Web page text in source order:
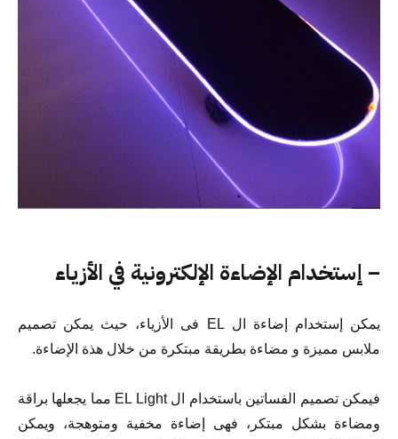
– إستخدام الإضاءة الإلكترونية في الأزياء
يمكن إستخدام إضاءة ال EL فى الأزياء، حيث يمكن تصميم
ملابس مميزة و مضاءة بطريقة مبتكرة من خلال هذة الإضاءة.
فيمكن تصميم الفساتين باستخدام ال EL Light مما يجعلها براقة
ومضاءة بشكل مبتكر، فهى إضاءة مخفية ومتوهجة، ويمكن